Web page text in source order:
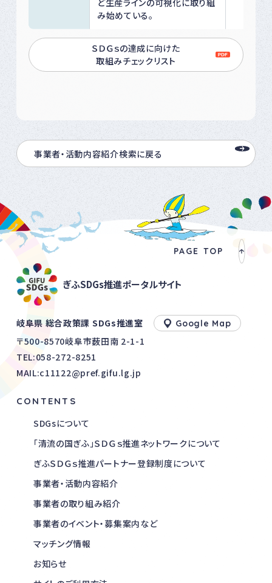
み始めている。
ＳＤＧｓの達成に向けた
取組みチェックリスト
事業者・活動内容紹介検索に戻る
PAGE TOP
ぎふSDGs推進ポータルサイト
岐阜県 総合政策課 SDGs推進室 Google Map
〒500-8570岐阜市薮田南 2-1-1
TEL:058-272-8251
MAIL:c11122@pref.gifu.lg.jp
CONTENTS
SDGsについて
「清流の国ぎふ」ＳＤＧｓ推進ネットワークについて
ぎふＳＤＧｓ推進パートナー登録制度について
事業者・活動内容紹介
事業者の取り組み紹介
事業者のイベント・募集案内など
マッチング情報
お知らせ